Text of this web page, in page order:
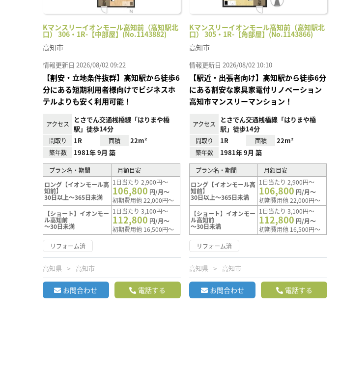
Kマンスリーイオンモール高知前（高知駅北
口） 306・1R-【中部屋】(No.1143882)
高知市
情報更新日 2026/08/02 09:22
【割安・立地条件抜群】高知駅から徒歩6
分にある短期利用者様向けでビジネスホ
テルよりも安く利用可能！
アクセス
とさでん交通桟橋線「はりまや橋
駅」徒歩14分
間取り 1R 面積 22m²
築年数 1981年 9月 築
プラン名・期間
月額目安
ロング【イオンモール高
知前】
30日以上～365日未満
1日当たり 2,900円～
106,800 円/月～
初期費用他 22,000円～
【ショート】イオンモー
ル高知前
～30日未満
1日当たり 3,100円～
112,800 円/月～
初期費用他 16,500円～
リフォーム済
高知県 高知市
お問合わせ 電話する
Kマンスリーイオンモール高知前（高知駅北
口） 305・1R-【角部屋】(No.1143866)
高知市
情報更新日 2026/08/02 10:10
【駅近・出張者向け】高知駅から徒歩6分
にある割安な家具家電付リノベーション
高知市マンスリーマンション！
アクセス
とさでん交通桟橋線「はりまや橋
駅」徒歩14分
間取り 1R 面積 22m²
築年数 1981年 9月 築
プラン名・期間
月額目安
ロング【イオンモール高
知前】
30日以上～365日未満
1日当たり 2,900円～
106,800 円/月～
初期費用他 22,000円～
【ショート】イオンモー
ル高知前
～30日未満
1日当たり 3,100円～
112,800 円/月～
初期費用他 16,500円～
リフォーム済
高知県 高知市
お問合わせ 電話する